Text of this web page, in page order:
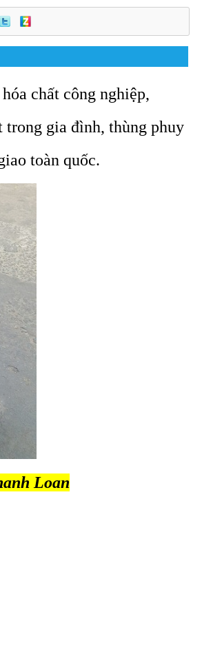
chất công nghiệp,
trong gia đình, thùng phuy
toàn quốc.
Loan